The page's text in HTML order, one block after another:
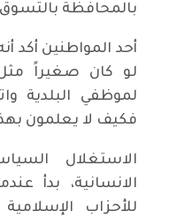
بالمحافظة
أحد المواطنين أكد
لو كان صغيراً
لموظفي البلدية
فكيف لا يعلمون
الاستغلال
الانسانية، بدأ
للأحزاب